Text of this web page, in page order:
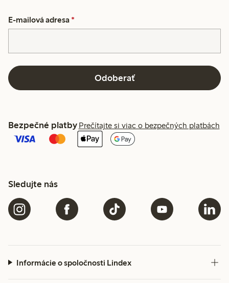
E-mailová adresa *
Odoberať
Bezpečné platby Prečítajte si viac o bezpečných platbách
Sledujte nás
Informácie o spoločnosti Lindex